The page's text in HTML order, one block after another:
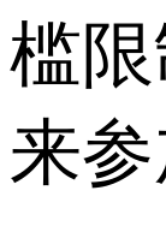
槛
来